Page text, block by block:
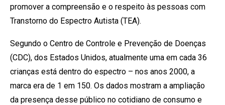
promover a compreensão e o respeito às pessoas com
Transtorno do Espectro Autista (TEA).
Segundo o Centro de Controle e Prevenção de Doenças
(CDC), dos Estados Unidos, atualmente uma em cada 36
crianças está dentro do espectro – nos anos 2000, a
marca era de 1 em 150. Os dados mostram a ampliação
da presença desse público no cotidiano de consumo e